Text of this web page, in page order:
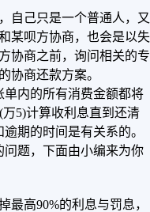
自己只是一个普通人，又
某呗方协商，也会是以失
协商之前，询问相关的专
协商还款方案。
内的所有消费金额都将
5)计算收利息直到还清
期的时间是有关系的。
题，下面由小编来为你
最高90%的利息与罚息，